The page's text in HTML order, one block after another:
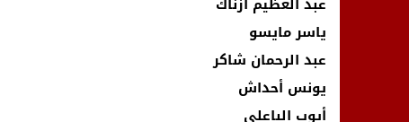
ياسر مايسو
عبد الرحمان شاكر
يونس أحداش
أيوب الباعلي